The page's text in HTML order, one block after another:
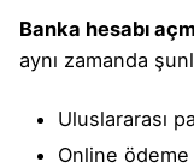
Banka hesabı
aynı zamanda
Uluslararası
Online